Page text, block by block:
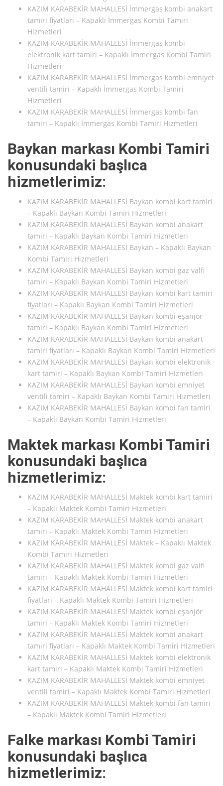
KAZIM KARABEKİR MAHALLESİ İmmergas kombi anakart
tamiri fiyatları – Kapaklı İmmergas Kombi Tamiri
Hizmetleri
KAZIM KARABEKİR MAHALLESİ İmmergas kombi
elektronik kart tamiri – Kapaklı İmmergas Kombi Tamiri
Hizmetleri
KAZIM KARABEKİR MAHALLESİ İmmergas kombi emniyet
ventili tamiri – Kapaklı İmmergas Kombi Tamiri
Hizmetleri
KAZIM KARABEKİR MAHALLESİ İmmergas kombi fan
tamiri – Kapaklı İmmergas Kombi Tamiri Hizmetleri
Baykan markası Kombi Tamiri
konusundaki başlıca
hizmetlerimiz:
KAZIM KARABEKİR MAHALLESİ Baykan kombi kart tamiri
– Kapaklı Baykan Kombi Tamiri Hizmetleri
KAZIM KARABEKİR MAHALLESİ Baykan kombi anakart
tamiri – Kapaklı Baykan Kombi Tamiri Hizmetleri
KAZIM KARABEKİR MAHALLESİ Baykan – Kapaklı Baykan
Kombi Tamiri Hizmetleri
KAZIM KARABEKİR MAHALLESİ Baykan kombi gaz valfi
tamiri – Kapaklı Baykan Kombi Tamiri Hizmetleri
KAZIM KARABEKİR MAHALLESİ Baykan kombi kart tamiri
fiyatları – Kapaklı Baykan Kombi Tamiri Hizmetleri
KAZIM KARABEKİR MAHALLESİ Baykan kombi eşanjör
tamiri – Kapaklı Baykan Kombi Tamiri Hizmetleri
KAZIM KARABEKİR MAHALLESİ Baykan kombi anakart
tamiri fiyatları – Kapaklı Baykan Kombi Tamiri Hizmetleri
KAZIM KARABEKİR MAHALLESİ Baykan kombi elektronik
kart tamiri – Kapaklı Baykan Kombi Tamiri Hizmetleri
KAZIM KARABEKİR MAHALLESİ Baykan kombi emniyet
ventili tamiri – Kapaklı Baykan Kombi Tamiri Hizmetleri
KAZIM KARABEKİR MAHALLESİ Baykan kombi fan tamiri
– Kapaklı Baykan Kombi Tamiri Hizmetleri
Maktek markası Kombi Tamiri
konusundaki başlıca
hizmetlerimiz:
KAZIM KARABEKİR MAHALLESİ Maktek kombi kart tamiri
– Kapaklı Maktek Kombi Tamiri Hizmetleri
KAZIM KARABEKİR MAHALLESİ Maktek kombi anakart
tamiri – Kapaklı Maktek Kombi Tamiri Hizmetleri
KAZIM KARABEKİR MAHALLESİ Maktek – Kapaklı Maktek
Kombi Tamiri Hizmetleri
KAZIM KARABEKİR MAHALLESİ Maktek kombi gaz valfi
tamiri – Kapaklı Maktek Kombi Tamiri Hizmetleri
KAZIM KARABEKİR MAHALLESİ Maktek kombi kart tamiri
fiyatları – Kapaklı Maktek Kombi Tamiri Hizmetleri
KAZIM KARABEKİR MAHALLESİ Maktek kombi eşanjör
tamiri – Kapaklı Maktek Kombi Tamiri Hizmetleri
KAZIM KARABEKİR MAHALLESİ Maktek kombi anakart
tamiri fiyatları – Kapaklı Maktek Kombi Tamiri Hizmetleri
KAZIM KARABEKİR MAHALLESİ Maktek kombi elektronik
kart tamiri – Kapaklı Maktek Kombi Tamiri Hizmetleri
KAZIM KARABEKİR MAHALLESİ Maktek kombi emniyet
ventili tamiri – Kapaklı Maktek Kombi Tamiri Hizmetleri
KAZIM KARABEKİR MAHALLESİ Maktek kombi fan tamiri
– Kapaklı Maktek Kombi Tamiri Hizmetleri
Falke markası Kombi Tamiri
konusundaki başlıca
hizmetlerimiz: